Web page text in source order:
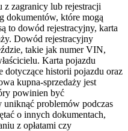
z zagranicy lub rejestracji
dokumentów, które mogą
to dowód rejestracyjny, karta
Dowód rejestracyjny
takie jak numer VIN,
Karta pojazdu
dotyczące historii pojazdu oraz
kupna-sprzedaży jest
powinien być
uniknąć problemów podczas
o innych dokumentach,
z opłatami czy